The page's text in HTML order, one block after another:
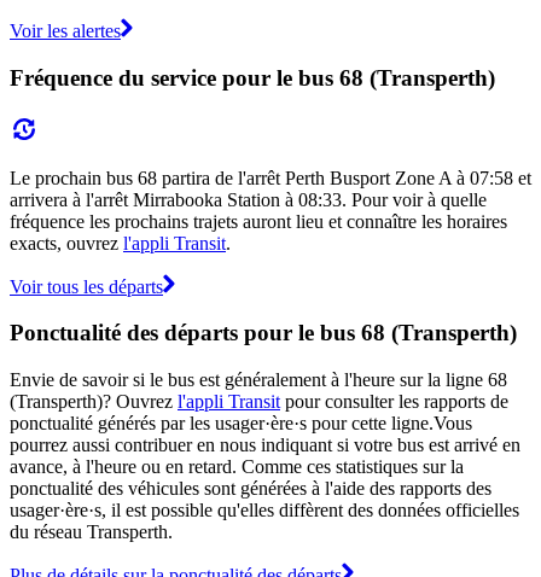
Voir les alertes
Fréquence du service pour le bus 68 (Transperth)
Le prochain bus 68 partira de l'arrêt Perth Busport Zone A à 07:58 et
arrivera à l'arrêt Mirrabooka Station à 08:33. Pour voir à quelle
fréquence les prochains trajets auront lieu et connaître les horaires
exacts, ouvrez l'appli Transit.
Voir tous les départs
Ponctualité des départs pour le bus 68 (Transperth)
Envie de savoir si le bus est généralement à l'heure sur la ligne 68
(Transperth)? Ouvrez l'appli Transit pour consulter les rapports de
ponctualité générés par les usager·ère·s pour cette ligne.Vous
pourrez aussi contribuer en nous indiquant si votre bus est arrivé en
avance, à l'heure ou en retard. Comme ces statistiques sur la
ponctualité des véhicules sont générées à l'aide des rapports des
usager·ère·s, il est possible qu'elles diffèrent des données officielles
du réseau Transperth.